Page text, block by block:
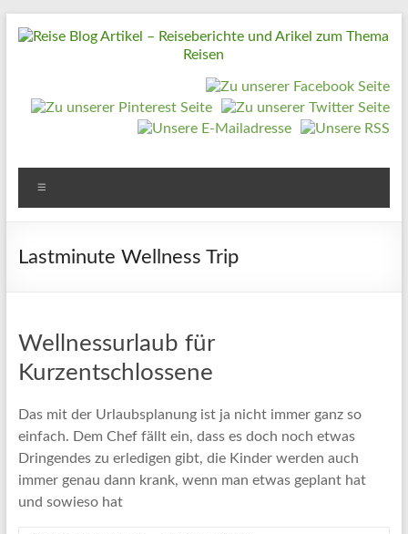
Inhalt
Blog
–
Reiseberichte
Arikel
zum
Reisen
Reise
Artikel
Tipps
und
Informationen
zum
Lastminute Wellness Trip
Wellnessurlaub für
Kurzentschlossene
Das mit der Urlaubsplanung ist ja nicht immer ganz so
einfach. Dem Chef fällt ein, dass es doch noch etwas
Dringendes zu erledigen gibt, die Kinder werden auch
immer genau dann krank, wenn man etwas geplant hat
und sowieso hat